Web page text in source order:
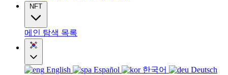
NFT
메인 탐색 목록
English Español 한국어
Deutsch